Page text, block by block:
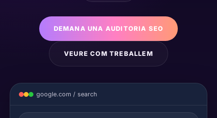
DEMANA UNA AUDITORIA SEO
VEURE COM TREBALLEM
google.com / search